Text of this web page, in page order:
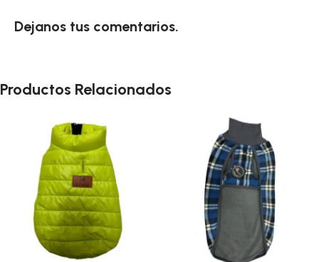
Dejanos tus comentarios.
Productos Relacionados